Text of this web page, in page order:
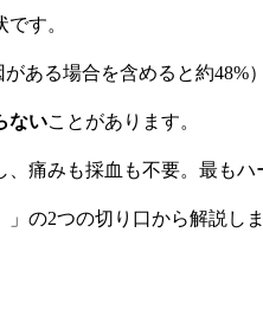
す。
ある場合を含めると約48%
ないことがあります。
痛みも採血も不要。最もハ
の2つの切り口から解説しま